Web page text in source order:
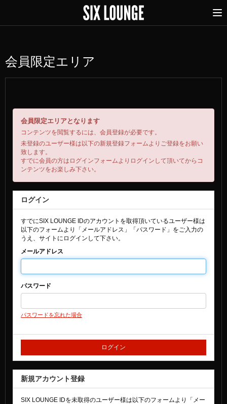
会員限定エリア
会員限定エリアとなります
コンテンツを閲覧するには、会員登録が必要です。
未登録のユーザー様は以下の新規登録フォームよりご登録をお願い
致します。
すでに会員の方はログインフォームよりログインして頂いてからコ
ンテンツをお楽しみ下さい。
ログイン
すでにSIX LOUNGE IDのアカウントを取得頂いているユーザー様は
以下のフォームより「メールアドレス」「パスワード」をご入力の
うえ、サイトにログインして下さい。
メールアドレス
パスワード
パスワードを忘れた場合
新規アカウント登録
SIX LOUNGE IDを未取得のユーザー様は以下のフォームより「メー